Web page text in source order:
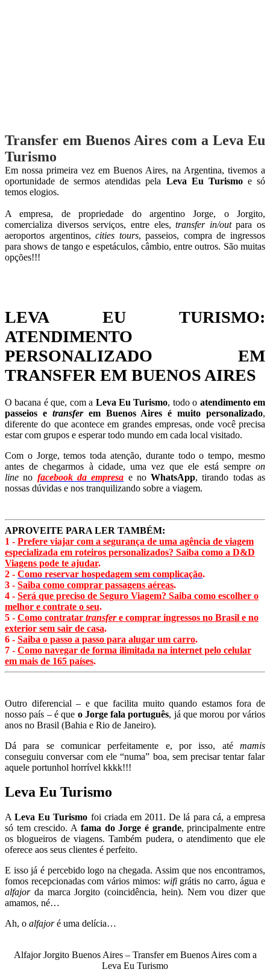
Transfer em Buenos Aires com a Leva Eu
Turismo
Em nossa primeira vez em Buenos Aires, na Argentina, tivemos a
oportunidade de sermos atendidas pela Leva Eu Turismo e só
temos elogios.
A empresa, de propriedade do argentino Jorge, o Jorgito,
comercializa diversos serviços, entre eles,transfer in/outpara os
aeroportos argentinos,cities tours, passeios, compra de ingressos
para shows de tango e espetáculos, câmbio, entre outros. São muitas
opções!!!
LEVA EU TURISMO:
ATENDIMENTO
PERSONALIZADO EM
TRANSFER EM BUENOS AIRES
O bacana é que, com a Leva Eu Turismo, todo o atendimento em
passeios e transfer em Buenos Aires é muito personalizado,
diferente do que acontece em grandes empresas, onde você precisa
estar com grupos e esperar todo mundo em cada local visitado.
Com o Jorge, temos toda atenção, durante todo o tempo, mesmo
antes de chegarmos à cidade, uma vez que ele está sempre on
line no facebook da empresa e noWhatsApp, tirando todas as
nossas dúvidas e nos tranquilizando sobre a viagem.
APROVEITE PARA LER TAMBÉM:
1 - Prefere viajar com a segurança de uma agência de viagem
especializada em roteiros personalizados? Saiba como a D&D
Viagens pode te ajudar.
2 - Como reservar hospedagem sem complicação.
3 - Saiba como comprar passagens aéreas.
4 - Será que preciso de Seguro Viagem? Saiba como escolher o
melhor e contrate o seu.
5 - Como contratar transfere comprar ingressos no Brasil e no
exterior sem sair de casa.
6 - Saiba o passo a passo para alugar um carro.
7 - Como navegar de forma ilimitada na internet pelo celular
em mais de 165 países.
Outro diferencial – e que facilita muito quando estamos fora de
nosso país – é que o Jorge fala português, já que morou por vários
anos no Brasil (Bahia e Rio de Janeiro).
Dá para se comunicar perfeitamente e, por isso, até mamis
conseguiu conversar com ele “numa” boa, sem precisar tentar falar
aquele portunhol horrível kkkk!!!
Leva Eu Turismo
ALeva Eu Turismo foi criada em 2011. De lá para cá, a empresa
só tem crescido. A fama do Jorge é grande, principalmente entre
os blogueiros de viagens. Também pudera, o atendimento que ele
oferece aos seus clientes é perfeito.
E isso já é percebido logo na chegada. Assim que nos encontramos,
fomos recepcionadas com vários mimos: wifigrátis no carro, água e
alfajor da marca Jorgito (coincidência, hein). Nem vou dizer que
amamos, né…
Ah, o alfajoré uma delícia…
Alfajor Jorgito Buenos Aires – Transfer em Buenos Aires com a
Leva Eu Turismo